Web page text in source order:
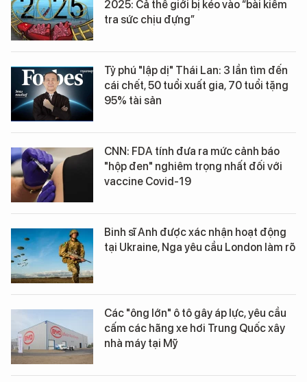
2025: Cả thế giới bị kéo vào “bài kiểm
tra sức chịu đựng”
Tỷ phú "lập dị" Thái Lan: 3 lần tìm đến
cái chết, 50 tuổi xuất gia, 70 tuổi tặng
95% tài sản
CNN: FDA tính đưa ra mức cảnh báo
"hộp đen" nghiêm trọng nhất đối với
vaccine Covid-19
Binh sĩ Anh được xác nhận hoạt động
tại Ukraine, Nga yêu cầu London làm rõ
Các "ông lớn" ô tô gây áp lực, yêu cầu
cấm các hãng xe hơi Trung Quốc xây
nhà máy tại Mỹ